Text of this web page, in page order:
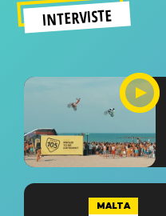
INTERVISTE
MALTA